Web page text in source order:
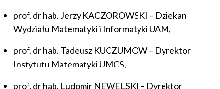
prof. dr hab. Jerzy KACZOROWSKI – Dziekan
Wydziału Matematyki i Informatyki UAM,
prof. dr hab. Tadeusz KUCZUMOW – Dyrektor
Instytutu Matematyki UMCS,
prof. dr hab. Ludomir NEWELSKI – Dyrektor